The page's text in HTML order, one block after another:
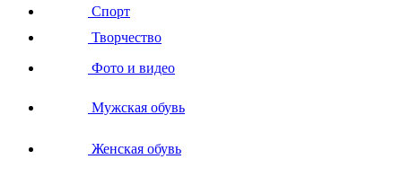
Спорт
Творчество
Фото и видео
Мужская обувь
Женская обувь